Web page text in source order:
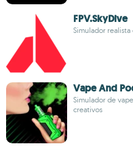
FPV.SkyDive
Simulador
Vape And
Simulador de
creativos